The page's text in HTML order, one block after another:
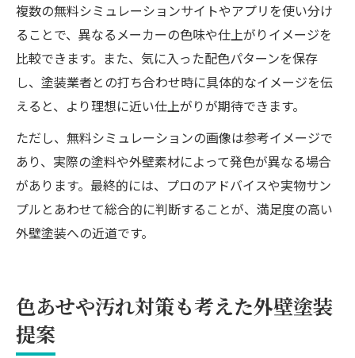
複数の無料シミュレーションサイトやアプリを使い分け
ることで、異なるメーカーの色味や仕上がりイメージを
比較できます。また、気に入った配色パターンを保存
し、塗装業者との打ち合わせ時に具体的なイメージを伝
えると、より理想に近い仕上がりが期待できます。
ただし、無料シミュレーションの画像は参考イメージで
あり、実際の塗料や外壁素材によって発色が異なる場合
があります。最終的には、プロのアドバイスや実物サン
プルとあわせて総合的に判断することが、満足度の高い
外壁塗装への近道です。
色あせや汚れ対策も考えた外壁塗装
提案